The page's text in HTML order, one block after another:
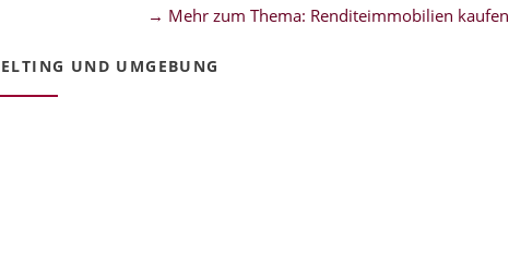
→ Mehr zum Thema: Renditeimmobilien kaufen
UND UMGEBUNG